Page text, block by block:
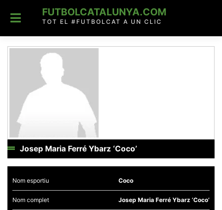
content
FUTBOLCATALUNYA.COM
TOT EL #FUTBOLCAT A UN CLIC
Josep Maria Ferré Ybarz ‘Coco’
Nom esportiu Coco
Nom complet Josep Maria Ferré Ybarz ‘Coco’